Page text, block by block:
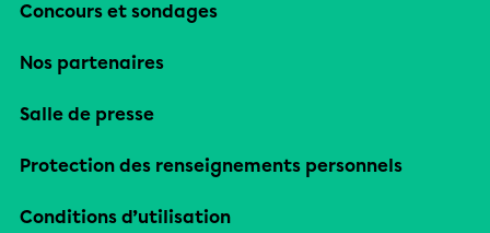
Concours et sondages
Nos partenaires
Salle de presse
Protection des renseignements personnels
Conditions d’utilisation